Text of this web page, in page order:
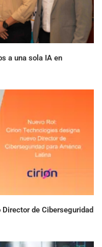
a una sola IA en
de Ciberseguridad